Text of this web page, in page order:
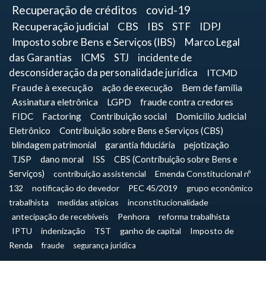
Recuperação de créditos
covid-19
Recuperação judicial CBS IBS STF
IDPJ
Imposto sobre Bens e Serviços (IBS)
Marco Legal
das Garantias
ICMS STJ
incidente de
desconsideração da personalidade jurídica
ITCMD
Fraude à execução
ação de execução
Bem de família
Assinatura eletrônica
LGPD fraude contra credores
FIDC Factoring Contribuição social
Domicílio Judicial
Eletrônico
Contribuição sobre Bens e Serviços (CBS)
blindagem patrimonial
garantia fiduciária
pejotização
TJSP
dano moral ISS
CBS (Contribuição sobre Bens e
Serviços)
contribuição assistencial
Emenda Constitucional nº
132
notificação do devedor PEC 45/2019
grupo econômico
trabalhista
medidas atípicas
inconstitucionalidade
antecipação de recebíveis
Penhora
reforma trabalhista
IPTU
indenização TST ganho de capital
Imposto de
Renda
fraude segurança jurídica